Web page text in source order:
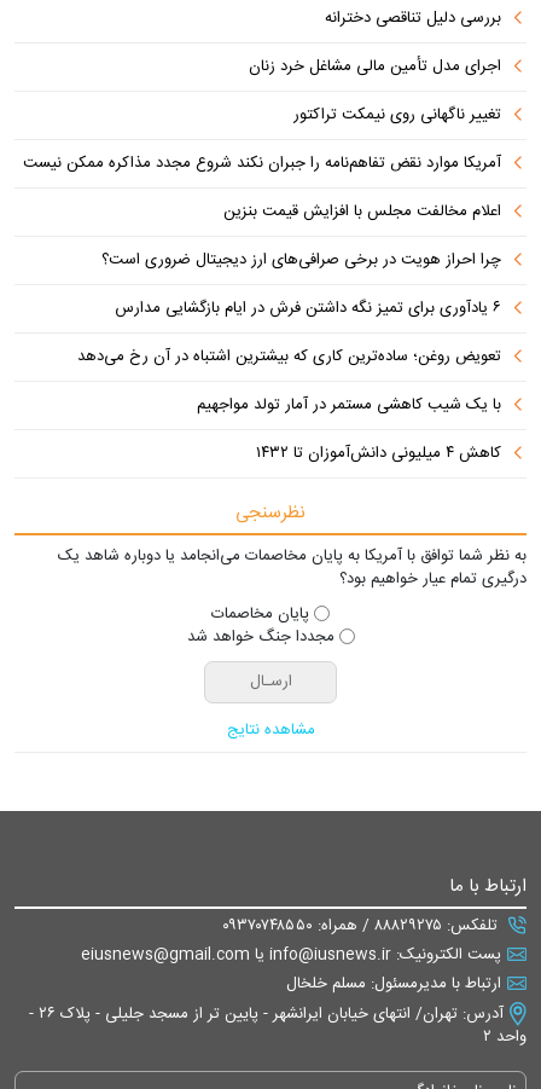
بررسی دلیل تناقصی دخترانه
اجرای مدل تأمین مالی مشاغل خرد زنان
تغییر ناگهانی روی نیمکت تراکتور
آمریکا موارد نقض تفاهم‌نامه را جبران نکند شروع مجدد مذاکره ممکن نیست
اعلام مخالفت مجلس با افزایش قیمت بنزین
چرا احراز هویت در برخی صرافی‌های ارز دیجیتال ضروری است؟
۶ یادآوری برای تمیز نگه داشتن فرش در ایام بازگشایی مدارس
تعویض روغن؛ ساده‌ترین کاری که بیشترین اشتباه در آن رخ می‌دهد
با یک شیب کاهشی مستمر در آمار تولد مواجهیم
کاهش ۴ میلیونی دانش‌آموزان تا ۱۴۳۲
نظرسنجی
به نظر شما توافق با آمریکا به پایان مخاصمات می‌انجامد یا دوباره شاهد یک
درگیری تمام عیار خواهیم بود؟
پایان مخاصمات
مجددا جنگ خواهد شد
مشاهده نتایج
ارتباط با ما
تلفکس: ۸۸۸۲۹۲۷۵ / همراه: ۰۹۳۷۰۷۴۸۵۵۰
پست الکترونیک: info@iusnews.ir یا eiusnews@gmail.com
ارتباط با مدیرمسئول: مسلم خلخال
آدرس: تهران/ انتهای خیابان ایرانشهر - پایین تر از مسجد جلیلی - پلاک ۲۶ -
واحد ۲